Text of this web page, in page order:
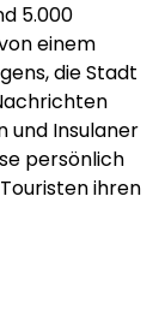
5.000
einem
die Stadt
und Insulaner
persönlich
ihren